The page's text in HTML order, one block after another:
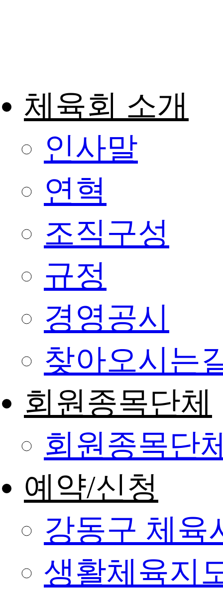
체육회 소개
인사말
연혁
조직구성
규정
경영공시
찾아오시는
회원종목단체
회원종목단
예약/신청
강동구 체육
생활체육지